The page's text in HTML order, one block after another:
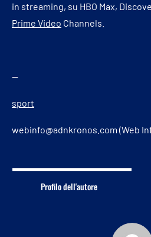
in streaming, su HBO Max,
Prime Video Channels.
—
sport
webinfo@adnkronos.com (Web
Profilo dell'autore